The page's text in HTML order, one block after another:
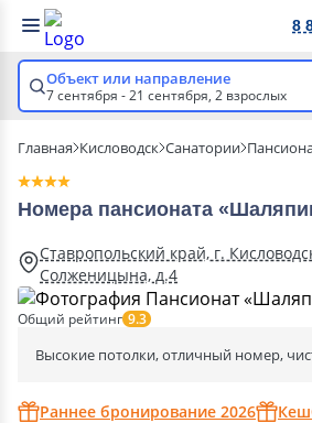
8
Объект или направление
7 сентября - 21 сентября, 2 взрослых
Главная Кисловодск Санатории
Номера пансионата
Ставропольский край, г.
Солженицына, д.4
Общий рейтинг 9.3
Высокие потолки, отличный номер,
Раннее бронирование 2026